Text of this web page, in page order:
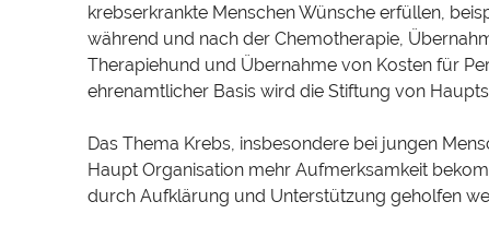
krebserkrankte Menschen Wünsche erfüllen,
während und nach der Chemotherapie,
Therapiehund und Übernahme von Kosten für
ehrenamtlicher Basis wird die Stiftung von
Das Thema Krebs, insbesondere bei jungen
Haupt Organisation mehr Aufmerksamkeit
durch Aufklärung und Unterstützung geholfen